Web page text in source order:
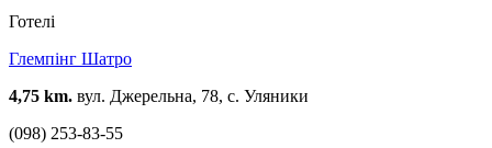
Готелі
Глемпінг Шатро
4,75 km. вул. Джерельна, 78, с. Уляники
(098) 253-83-55